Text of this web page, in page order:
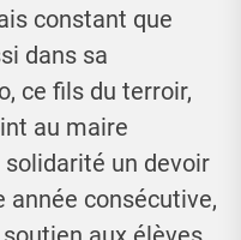
constant que
dans sa
ce fils du terroir,
au maire
solidarité un devoir
année consécutive,